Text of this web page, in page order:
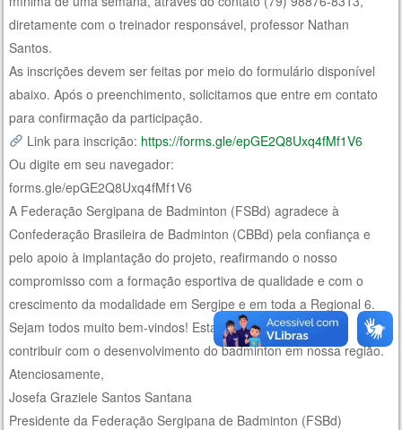
diretamente com o treinador responsável, professor Nathan
Santos.
As inscrições devem ser feitas por meio do formulário disponível
abaixo. Após o preenchimento, solicitamos que entre em contato
para confirmação da participação.
Link para inscrição: https://forms.gle/epGE2Q8Uxq4fMf1V6
Ou digite em seu navegador:
forms.gle/epGE2Q8Uxq4fMf1V6
A Federação Sergipana de Badminton (FSBd) agradece à
Confederação Brasileira de Badminton (CBBd) pela confiança e
pelo apoio à implantação do projeto, reafirmando o nosso
compromisso com a formação esportiva de qualidade e com o
crescimento da modalidade em Sergipe e em toda a Regional 6.
Sejam todos muito bem-vindos! Estamos à disposição para
contribuir com o desenvolvimento do badminton em nossa região.
Atenciosamente,
Josefa Graziele Santos Santana
Presidente da Federação Sergipana de Badminton (FSBd)